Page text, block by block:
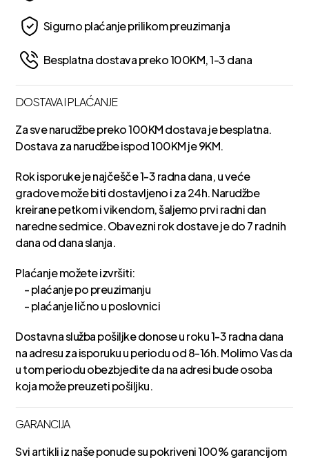
Sigurno plaćanje prilikom preuzimanja
Besplatna dostava preko 100KM, 1-3 dana
DOSTAVA I PLAĆANJE
Za sve narudžbe preko 100KM dostava je besplatna.
Dostava za narudžbe ispod 100KM je 9KM.
Rok isporuke je najčešče 1-3 radna dana, u veće
gradove može biti dostavljeno i za 24h. Narudžbe
kreirane petkom i vikendom, šaljemo prvi radni dan
naredne sedmice. Obavezni rok dostave je do 7 radnih
dana od dana slanja.
Plaćanje možete izvršiti:
- plaćanje po preuzimanju
- plaćanje lično u poslovnici
Dostavna služba pošiljke donose u roku 1-3 radna dana
na adresu za isporuku u periodu od 8-16h. Molimo Vas da
u tom periodu obezbjedite da na adresi bude osoba
koja može preuzeti pošiljku.
GARANCIJA
Svi artikli iz naše ponude su pokriveni 100% garancijom